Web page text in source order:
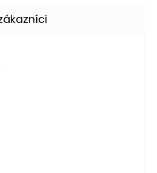
obchodu je 5 z 5 hvězdiček.
obchodu je 5 z 5 hvězdiček.